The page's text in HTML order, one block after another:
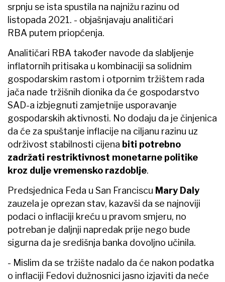
srpnju se ista spustila na najnižu razinu od
listopada 2021. - objašnjavaju analitičari
RBA putem priopćenja.
Analitičari RBA također navode da slabljenje
inflatornih pritisaka u kombinaciji sa solidnim
gospodarskim rastom i otpornim tržištem rada
jača nade tržišnih dionika da će gospodarstvo
SAD-a izbjegnuti zamjetnije usporavanje
gospodarskih aktivnosti. No dodaju da je činjenica
da će za spuštanje inflacije na ciljanu razinu uz
održivost stabilnosti cijena biti potrebno
zadržati restriktivnost monetarne politike
kroz dulje vremensko razdoblje.
Predsjednica Feda u San Franciscu Mary Daly
zauzela je oprezan stav, kazavši da se najnoviji
podaci o inflaciji kreću u pravom smjeru, no
potreban je daljnji napredak prije nego bude
sigurna da je središnja banka dovoljno učinila.
- Mislim da se tržište nadalo da će nakon podatka
o inflaciji Fedovi dužnosnici jasno izjaviti da neće